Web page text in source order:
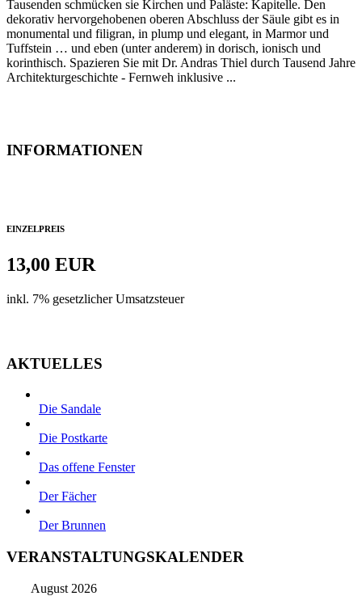
Tausenden schmücken sie Kirchen und Paläste: Kapitelle. Den
dekorativ hervorgehobenen oberen Abschluss der Säule gibt es in
monumental und filigran, in plump und elegant, in Marmor und
Tuffstein … und eben (unter anderem) in dorisch, ionisch und
korinthisch. Spazieren Sie mit Dr. Andras Thiel durch Tausend Jahre
Architekturgeschichte - Fernweh inklusive ...
INFORMATIONEN
EINZELPREIS
13,00 EUR
inkl. 7% gesetzlicher Umsatzsteuer
AKTUELLES
Die Sandale
Die Postkarte
Das offene Fenster
Der Fächer
Der Brunnen
VERANSTALTUNGSKALENDER
August 2026